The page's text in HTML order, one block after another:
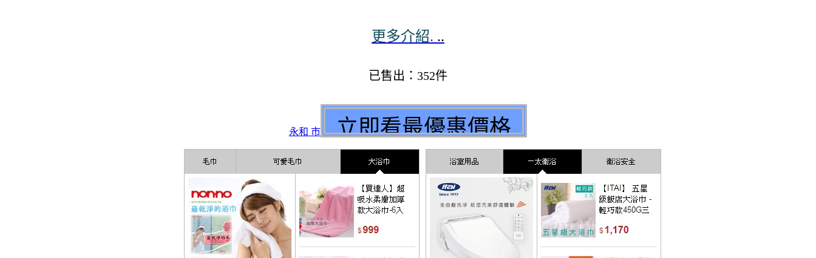
更多介紹. ..
已售出：352件
永和 市